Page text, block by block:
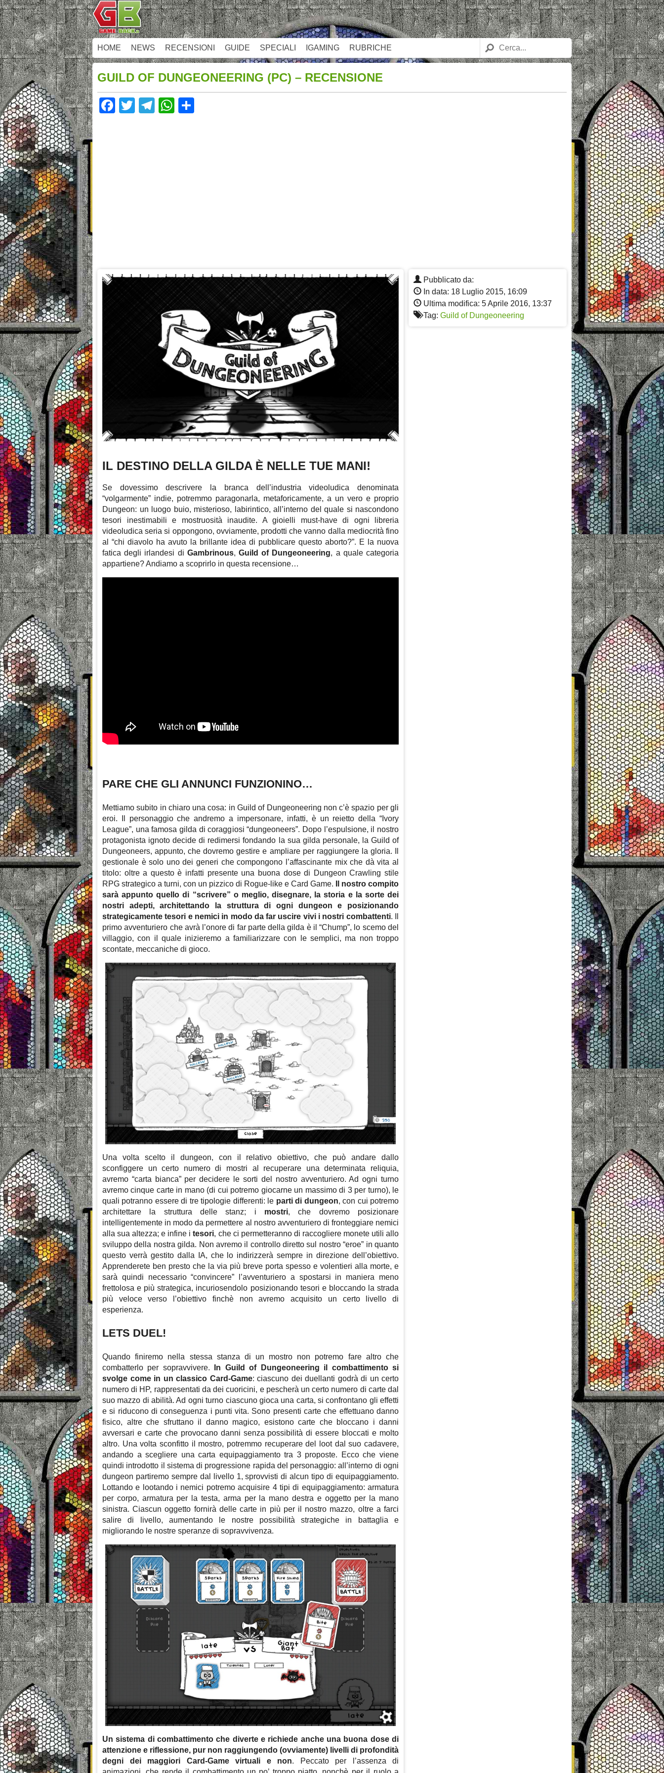
HOME NEWS RECENSIONI GUIDE SPECIALI IGAMING RUBRICHE
GUILD OF DUNGEONEERING (PC) – RECENSIONE
Facebook
TwitterTelegram
WhatsApp
Pubblicato da:
In data: 18 Luglio 2015, 16:09
Ultima modifica: 5 Aprile 2016, 13:37
Tag: Guild of Dungeoneering
IL DESTINO DELLA GILDA È NELLE TUE MANI!
Se dovessimo descrivere la branca dell’industria videoludica denominata
“volgarmente” indie, potremmo paragonarla, metaforicamente, a un vero e proprio
Dungeon: un luogo buio, misterioso, labirintico, all’interno del quale si nascondono
tesori inestimabili e mostruosità inaudite. A gioielli must-have di ogni libreria
videoludica seria si oppongono, ovviamente, prodotti che vanno dalla mediocrità fino
al “chi diavolo ha avuto la brillante idea di pubblicare questo aborto?”. E la nuova
fatica degli irlandesi di Gambrinous,Guild of Dungeoneering, a quale categoria
appartiene? Andiamo a scoprirlo in questa recensione…
PARE CHE GLI ANNUNCI FUNZIONINO…
Mettiamo subito in chiaro una cosa: in Guild of Dungeoneering non c’è spazio per gli
eroi. Il personaggio che andremo a impersonare, infatti, è un reietto della “Ivory
League”, una famosa gilda di coraggiosi “dungeoneers”. Dopo l’espulsione, il nostro
protagonista ignoto decide di redimersi fondando la sua gilda personale, la Guild of
Dungeoneers, appunto, che dovremo gestire e ampliare per raggiungere la gloria. Il
gestionale è solo uno dei generi che compongono l’affascinante mix che dà vita al
titolo: oltre a questo è infatti presente una buona dose di Dungeon Crawling stile
RPG strategico a turni, con un pizzico di Rogue-like e Card Game.
Il nostro compito
sarà appunto quello di “scrivere” o meglio, disegnare, la storia e la sorte dei
nostri adepti, architettando la struttura di ogni dungeon e posizionando
strategicamente tesori e nemici in modo da far uscire vivi i nostri combattenti. Il
primo avventuriero che avrà l’onore di far parte della gilda è il “Chump”, lo scemo del
villaggio, con il quale inizieremo a familiarizzare con le semplici, ma non troppo
scontate, meccaniche di gioco.
Una volta scelto il dungeon, con il relativo obiettivo, che può andare dallo
sconfiggere un certo numero di mostri al recuperare una determinata reliquia,
avremo “carta bianca” per decidere le sorti del nostro avventuriero. Ad ogni turno
avremo cinque carte in mano (di cui potremo giocarne un massimo di 3 per turno), le
quali potranno essere di tre tipologie differenti: le parti di dungeon, con cui potremo
architettare la struttura delle stanz; i mostri, che dovremo posizionare
intelligentemente in modo da permettere al nostro avventuriero di fronteggiare nemici
alla sua altezza; e infine itesori, che ci permetteranno di raccogliere monete utili allo
sviluppo della nostra gilda. Non avremo il controllo diretto sul nostro “eroe” in quanto
questo verrà gestito dalla IA, che lo indirizzerà sempre in direzione dell’obiettivo.
Apprenderete ben presto che la via più breve porta spesso e volentieri alla morte, e
sarà quindi necessario “convincere” l’avventuriero a spostarsi in maniera meno
frettolosa e più strategica, incuriosendolo posizionando tesori e bloccando la strada
più veloce verso l’obiettivo finchè non avremo acquisito un certo livello di
esperienza.
LETS DUEL!
Quando finiremo nella stessa stanza di un mostro non potremo fare altro che
combatterlo per sopravvivere.
In Guild of Dungeoneering il combattimento si
svolge come in un classico Card-Game: ciascuno dei duellanti godrà di un certo
numero di HP, rappresentati da dei cuoricini, e pescherà un certo numero di carte dal
suo mazzo di abilità. Ad ogni turno ciascuno gioca una carta, si confrontano gli effetti
e si riducono di conseguenza i punti vita. Sono presenti carte che effettuano danno
fisico, altre che sfruttano il danno magico, esistono carte che bloccano i danni
avversari e carte che provocano danni senza possibilità di essere bloccati e molto
altro. Una volta sconfitto il mostro, potremmo recuperare del loot dal suo cadavere,
andando a scegliere una carta equipaggiamento tra 3 proposte. Ecco che viene
quindi introdotto il sistema di progressione rapida del personaggio: all’interno di ogni
dungeon partiremo sempre dal livello 1, sprovvisti di alcun tipo di equipaggiamento.
Lottando e lootando i nemici potremo acquisire 4 tipi di equipaggiamento: armatura
per corpo, armatura per la testa, arma per la mano destra e oggetto per la mano
sinistra. Ciascun oggetto fornirà delle carte in più per il nostro mazzo, oltre a farci
salire di livello, aumentando le nostre possibilità strategiche in battaglia e
migliorando le nostre speranze di sopravvivenza.
Un sistema di combattimento che diverte e richiede anche una buona dose di
attenzione e riflessione, pur non raggiungendo (ovviamente) livelli di profondità
degni dei maggiori Card-Game virtuali e non. Peccato per l’assenza di